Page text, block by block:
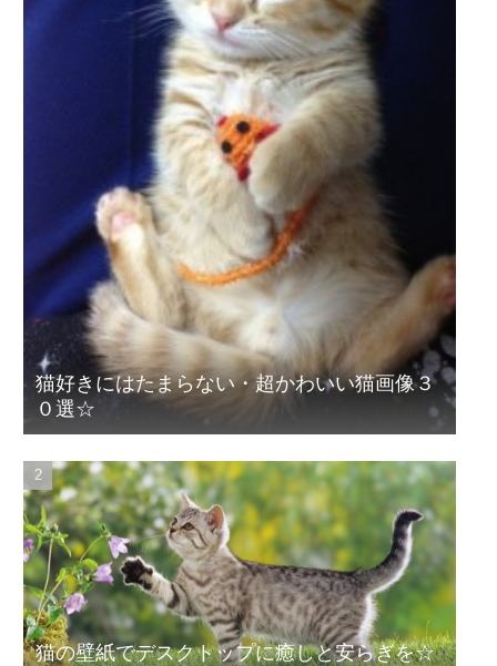
猫好きにはたまらない・超かわいい猫画像３
０選☆
猫の壁紙でデスクトップに癒しと安らぎを☆